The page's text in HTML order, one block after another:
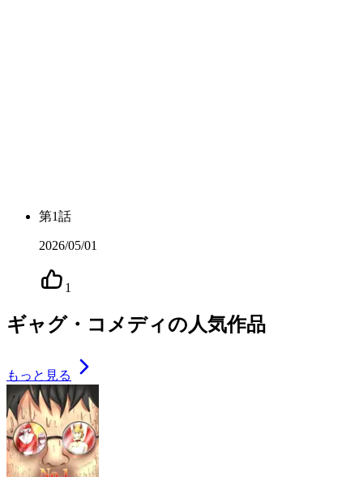
第1話
2026/05/01
1
ギャグ・コメディの人気作品
もっと見る